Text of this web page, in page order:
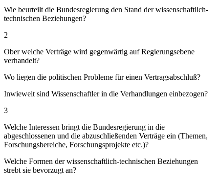
Wie beurteilt die Bundesregierung den Stand der wissenschaftlich-
technischen Beziehungen?
2
Ober welche Verträge wird gegenwärtig auf Regierungsebene
verhandelt?
Wo liegen die politischen Probleme für einen Vertragsabschluß?
Inwieweit sind Wissenschaftler in die Verhandlungen einbezogen?
3
Welche Interessen bringt die Bundesregierung in die
abgeschlossenen und die abzuschließenden Verträge ein (Themen,
Forschungsbereiche, Forschungsprojekte etc.)?
Welche Formen der wissenschaftlich-technischen Beziehungen
strebt sie bevorzugt an?